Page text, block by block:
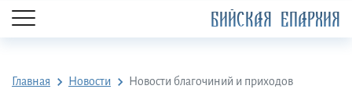
БИЙСКАЯ ЕПАРХИЯ
Главная Новости Новости благочиний и приходов